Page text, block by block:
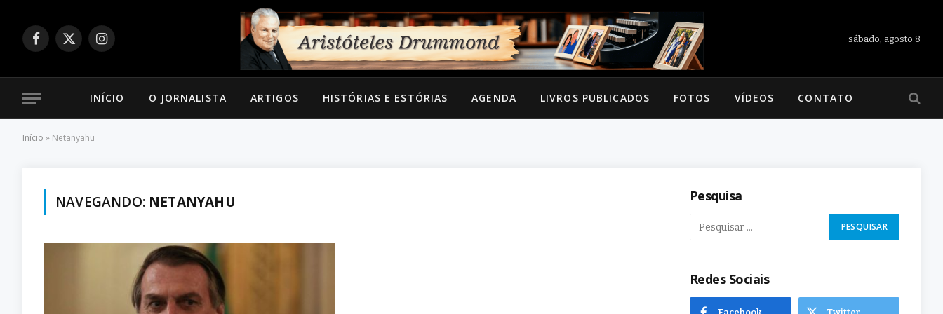
Facebook
X
Instagram
sábado, agosto 8
INÍCIO O JORNALISTA ARTIGOS HISTÓRIAS E ESTÓRIAS AGENDA LIVROS PUBLICADOS FOTOS VÍDEOS CONTATO
Início » Netanyahu
NAVEGANDO: NETANYAHU Pesquisa
Redes Sociais